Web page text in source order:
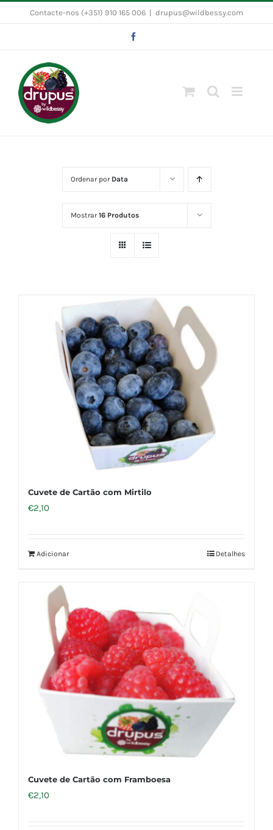
Contacte-nos (+351) 910 165 006 drupus@wildbessy.com
Ordenar por Data
Mostrar16 Produtos
Cuvete de Cartão com Mirtilo
€2,10
Adicionar Detalhes
Cuvete de Cartão com Framboesa
€2,10